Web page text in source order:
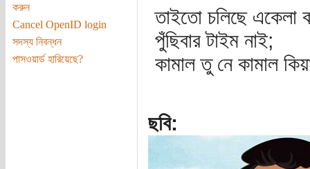
করুন
Cancel OpenID login
সদস্য নিবন্ধন
পাসওয়ার্ড হারিয়েছে?
তাইতো চলিছে একেলা
পুঁছিবার টাইম নাই;
কামাল তু নে কামাল
ছবি: